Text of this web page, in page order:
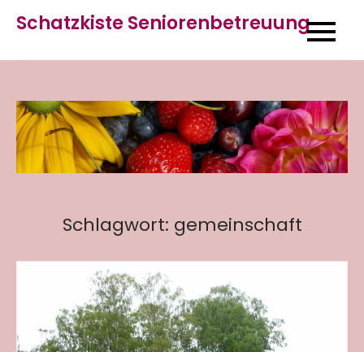
content
Schatzkiste Seniorenbetreuung
Schlagwort: gemeinschaft